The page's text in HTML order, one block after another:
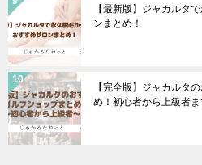
【最新版】ジャカルタ
ンまとめ！
【完全版】ジャカルタ
め！初心者から上級者ま